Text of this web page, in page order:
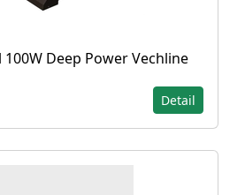
Deep Power Vechline
Detail